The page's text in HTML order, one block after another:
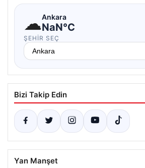
☁Ankara
NaN°C
ŞEHIR SEÇ
Bizi Takip Edin
Yan Manşet